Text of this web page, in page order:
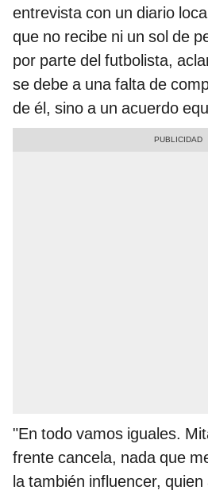
entrevista con un diario
que no recibe ni un sol de
por parte del futbolista,
se debe a una falta de
de él, sino a un acuerdo
"En todo vamos iguales.
frente cancela, nada que
la también influencer,